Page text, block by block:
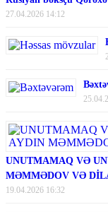
27.04.2026 14:12
UNUTMAMAQ VƏ
MƏMMƏDOV VƏ
19.04.2026 16:32